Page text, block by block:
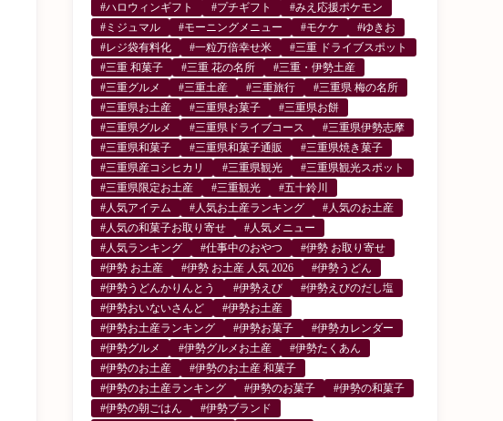
#ハロウィンギフト
#プチギフト
#みえ応援ポケモン
#ミジュマル
#モーニングメニュー #モケケ
#ゆきお
#レジ袋有料化
#一粒万倍幸せ米
#三重 ドライブスポット
#三重 和菓子
#三重 花の名所
#三重・伊勢土産
#三重グルメ
#三重土産 #三重旅行
#三重県 梅の名所
#三重県お土産
#三重県お菓子
#三重県お餅
#三重県グルメ
#三重県ドライブコース
#三重県伊勢志摩
#三重県和菓子
#三重県和菓子通販
#三重県焼き菓子
#三重県産コシヒカリ
#三重県観光
#三重県観光スポット
#三重県限定お土産
#三重観光
#五十鈴川
#人気アイテム
#人気お土産ランキング
#人気のお土産
#人気の和菓子お取り寄せ
#人気メニュー
#人気ランキング
#仕事中のおやつ
#伊勢 お取り寄せ
#伊勢 お土産
#伊勢 お土産 人気 2026
#伊勢うどん
#伊勢うどんかりんとう
#伊勢えび
#伊勢えびのだし塩
#伊勢おいないさんど
#伊勢お土産
#伊勢お土産ランキング
#伊勢お菓子
#伊勢カレンダー
#伊勢グルメ
#伊勢グルメお土産
#伊勢たくあん
#伊勢のお土産
#伊勢のお土産 和菓子
#伊勢のお土産ランキング
#伊勢のお菓子
#伊勢の和菓子
#伊勢の朝ごはん
#伊勢ブランド